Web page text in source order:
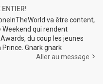
ENTIER!
va être content,
Weekend qui rendent
du coup les jeunes
Gnark gnark
Aller au message